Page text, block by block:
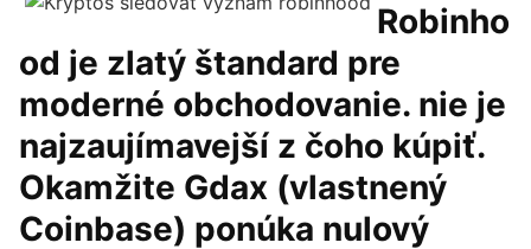
Robinho
od je zlatý štandard pre
moderné obchodovanie. nie je
najzaujímavejší z čoho kúpiť.
Okamžite Gdax (vlastnený
Coinbase) ponúka nulový